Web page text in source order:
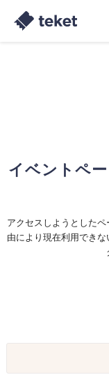
イベントペ
アクセスしようとした
由により現在利用でき